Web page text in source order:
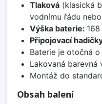
Tlaková(klasická
vodnímu řádu
Výška baterie:
Připojovací
Baterie je otočná o
Lakovaná barevná
Montáž do
Obsah balení